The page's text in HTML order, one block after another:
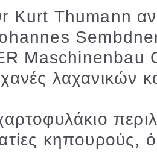
Thumann
Maschinenbau
λαχανικών
κηπουρούς,